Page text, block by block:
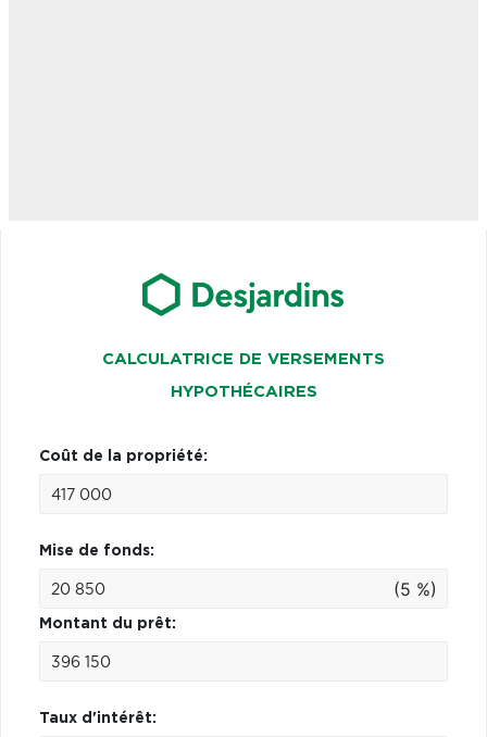
CALCULATRICE DE VERSEMENTS
HYPOTHÉCAIRES
Coût de la propriété:
Mise de fonds:
(5 %)
Montant du prêt:
Taux d'intérêt: